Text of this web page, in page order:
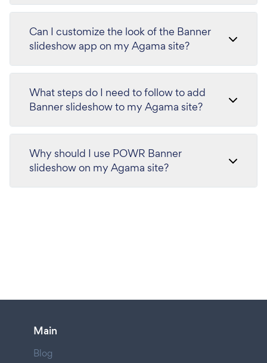
Can I customize the look of the Banner
slideshow app on my Agama site?
What steps do I need to follow to add
Banner slideshow to my Agama site?
Why should I use POWR Banner
slideshow on my Agama site?
Main
Blog